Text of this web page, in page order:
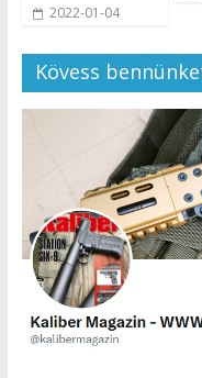
2022-01-04
Kövess